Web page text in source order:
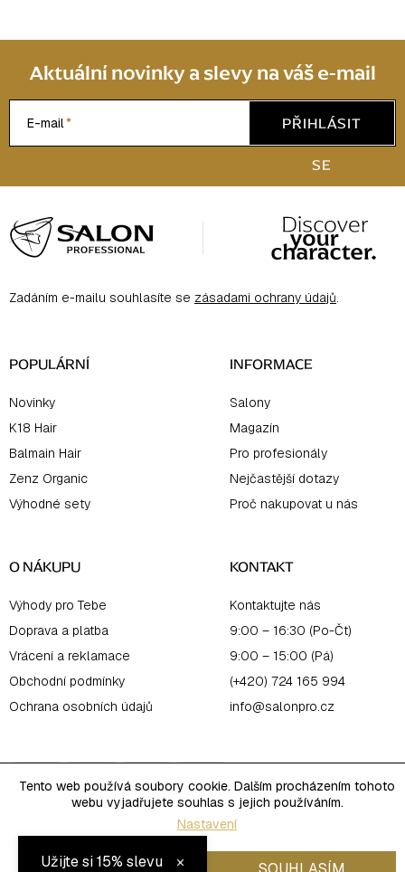
Tento web používá soubory cookie. Dalším procházením tohoto
webu vyjadřujete souhlas s jejich používáním.
Nastavení
Aktuální novinky a slevy na váš e-mail
E-mail
PŘIHLÁSIT
SE
á
p
Zadáním e-mailu souhlasíte se zásadami ochrany údajů.
POPULÁRNÍ
Novinky
K18 Hair
Balmain Hair
Zenz Organic
Výhodné sety
INFORMACE
Salony
Magazín
Pro profesionály
Nejčastější dotazy
Proč nakupovat u nás
O NÁKUPU
Výhody pro Tebe
Doprava a platba
Vrácení a reklamace
Obchodní podmínky
Ochrana osobních údajů
KONTAKT
Kontaktujte nás
9:00 – 16:30 (Po-Čt)
9:00 – 15:00 (Pá)
(+420) 724 165 994
info@salonpro.cz
Vytvořil Shoptet
Upravit nastavení cookies
Užijte si 15% slevu ×